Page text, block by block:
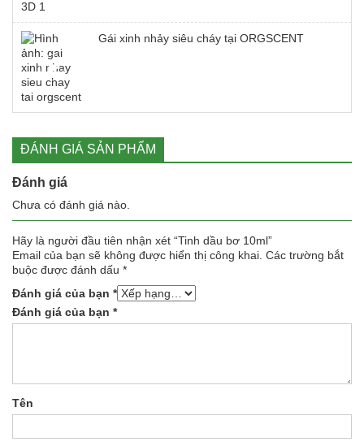
Gái xinh nhảy siêu cháy tại ORGSCENT
ĐÁNH GIÁ SẢN PHẨM
Đánh giá
Chưa có đánh giá nào.
Hãy là người đầu tiên nhận xét “Tinh dầu bơ 10ml”
Email của bạn sẽ không được hiển thị công khai. Các trường bắt
buộc được đánh dấu *
Đánh giá của bạn *
Đánh giá của bạn *
Tên